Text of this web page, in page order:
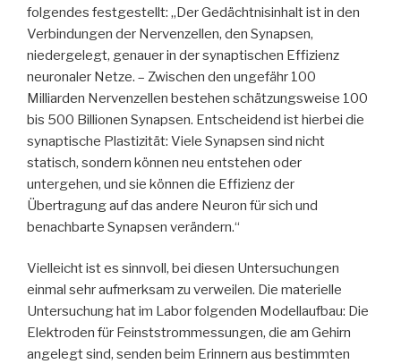
folgendes festgestellt: „Der Gedächtnisinhalt ist in den
Verbindungen der Nervenzellen, den Synapsen,
niedergelegt, genauer in der synaptischen Effizienz
neuronaler Netze. – Zwischen den ungefähr 100
Milliarden Nervenzellen bestehen schätzungsweise 100
bis 500 Billionen Synapsen. Entscheidend ist hierbei die
synaptische Plastizität: Viele Synapsen sind nicht
statisch, sondern können neu entstehen oder
untergehen, und sie können die Effizienz der
Übertragung auf das andere Neuron für sich und
benachbarte Synapsen verändern.“
Vielleicht ist es sinnvoll, bei diesen Untersuchungen
einmal sehr aufmerksam zu verweilen. Die materielle
Untersuchung hat im Labor folgenden Modellaufbau: Die
Elektroden für Feinststrommessungen, die am Gehirn
angelegt sind, senden beim Erinnern aus bestimmten